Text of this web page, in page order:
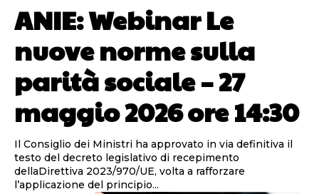
ANIE: Webinar Le
nuove norme sulla
parità sociale – 27
maggio 2026 ore 14:30
Il Consiglio dei Ministri ha approvato in via definitiva il
testo del decreto legislativo di recepimento
dellaDirettiva 2023/970/UE, volta a rafforzare
l’applicazione del principio...